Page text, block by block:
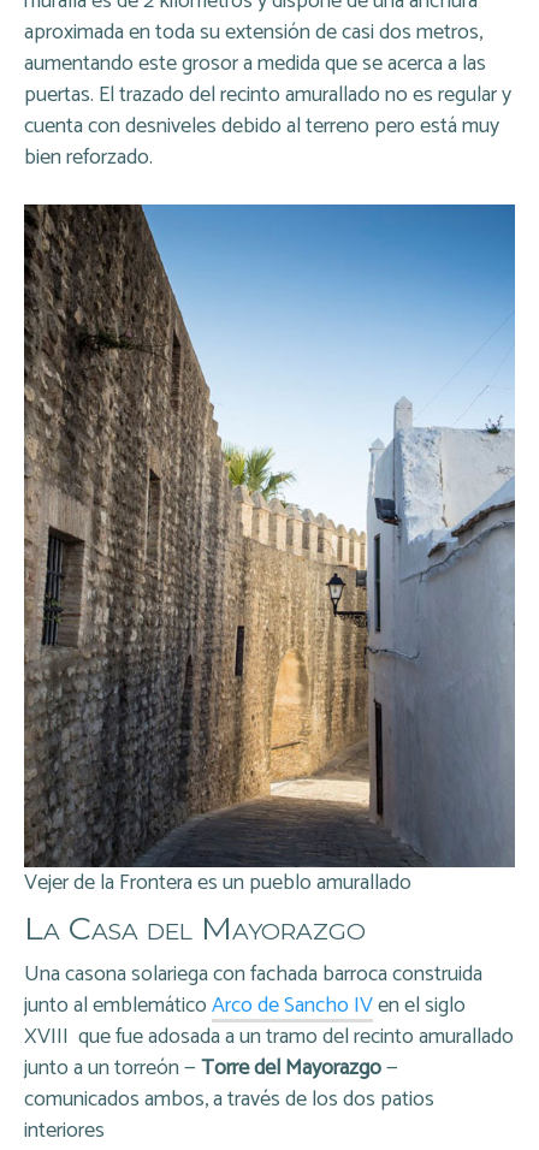
aproximada en toda su extensión de casi dos metros,
aumentando este grosor a medida que se acerca a las
puertas. El trazado del recinto amurallado no es regular y
cuenta con desniveles debido al terreno pero está muy
bien reforzado.
Vejer de la Frontera es un pueblo amurallado
La Casa del Mayorazgo
Una casona solariega con fachada barroca construida
junto al emblemáticoArco de Sancho IVen el siglo
XVIII que fue adosada a un tramo del recinto amurallado
junto a un torreón —Torre del Mayorazgo—
comunicados ambos, a través de los dos patios
interiores